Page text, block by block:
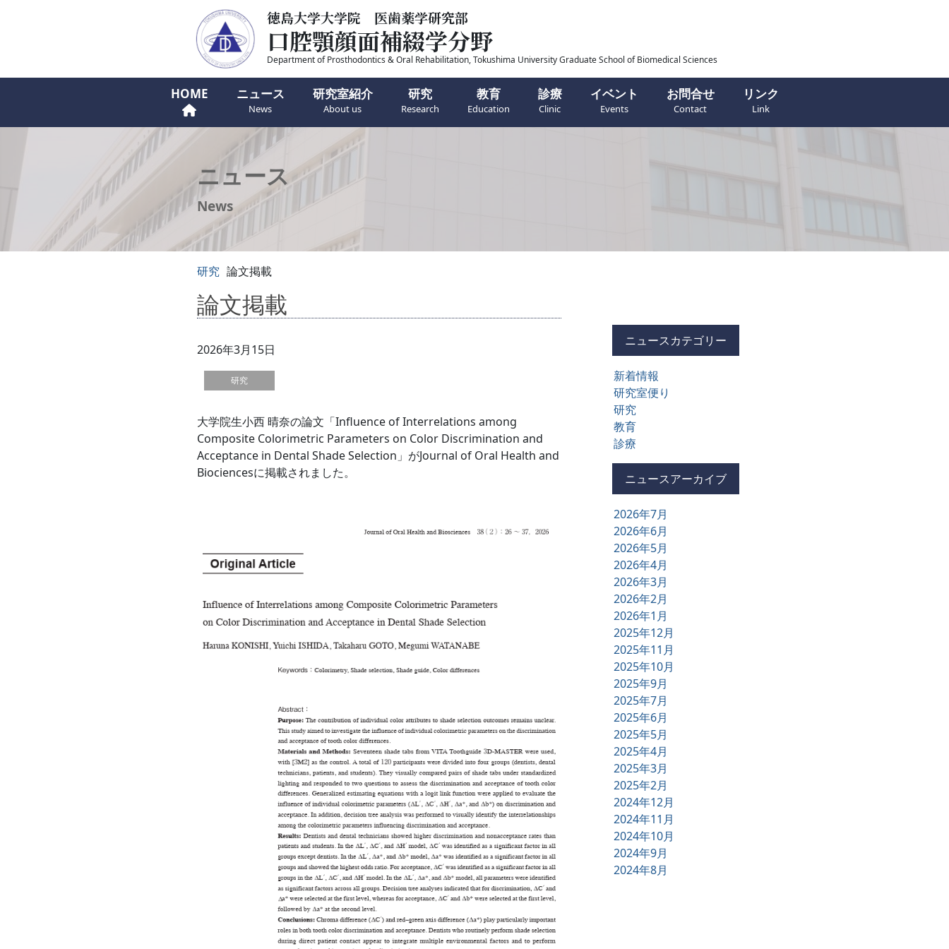
徳島大学大学院 医歯薬学研究部
口腔顎顔面補綴学分野
Department of Prosthodontics & Oral Rehabilitation,Tokushima University Graduate School of Biomedical Sciences
HOME ニュース
News
研究室紹介
About us
研究
Research
教育
Education
診療
Clinic
イベント
Events
お問合せ
Contact
リンク
Link
ニュース
News
研究 論文掲載
論文掲載
2026年3月15日
研究
大学院生小西 晴奈の論文「Influence of Interrelations among
Composite Colorimetric Parameters on Color Discrimination and
Acceptance in Dental Shade Selection」がJournal of Oral Health and
Biociencesに掲載されました。
ニュースカテゴリー
新着情報
研究室便り
研究
教育
診療
ニュースアーカイブ
2026年7月
2026年6月
2026年5月
2026年4月
2026年3月
2026年2月
2026年1月
2025年12月
2025年11月
2025年10月
2025年9月
2025年7月
2025年6月
2025年5月
2025年4月
2025年3月
2025年2月
2024年12月
2024年11月
2024年10月
2024年9月
2024年8月